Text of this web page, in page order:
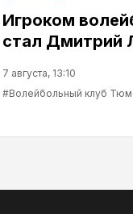
Игроком
стал Дмитрий
7 августа, 13:10
#Волейбольный клуб